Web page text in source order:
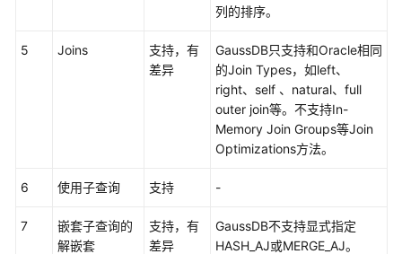
SQL
句
转
列的排序。
5 Joins
支持，有
差异
GaussDB只支持和Oracle相同
的Join Types，如left、
right、self 、natural、full
outer join等。不支持In-
Memory Join Groups等Join
Optimizations方法。
6 使用子查询 支持 -
7
嵌套子查询的
解嵌套
支持，有
差异
GaussDB不支持显式指定
HASH_AJ或MERGE_AJ。